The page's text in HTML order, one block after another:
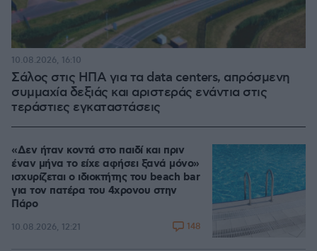
Σάλος στις ΗΠΑ για τα data centers, απρόσμενη
συμμαχία δεξιάς και αριστεράς ενάντια στις
τεράστιες εγκαταστάσεις
10.08.2026, 16:10
«Δεν ήταν κοντά στο παιδί και πριν
έναν μήνα το είχε αφήσει ξανά μόνο»
ισχυρίζεται ο ιδιοκτήτης του beach bar
για τον πατέρα του 4χρονου στην
Πάρο
10.08.2026, 12:21 148